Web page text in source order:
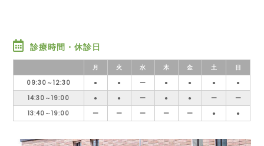
診療時間・休診日
月 火 水 木 金 土
日
09:30～12:30
● ● ー ● ● ●
●
14:30～19:00
● ● ー ● ● ー
ー
13:40～19:00
ー ー ー ー ー ● ●